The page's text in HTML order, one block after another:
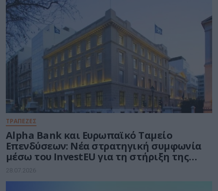
ΤΡΑΠΕΖΕΣ
Alpha Bank και Ευρωπαϊκό Ταμείο
Επενδύσεων: Νέα στρατηγική συμφωνία
μέσω του InvestEU για τη στήριξη της
ελληνικής επιχειρηματικότητας
28.07.2026